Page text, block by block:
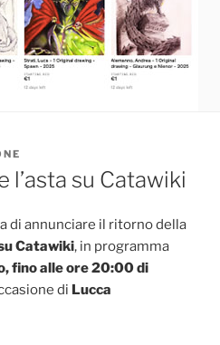
l’asta su Catawiki
di annunciare il ritorno della
Catawiki, in programma
fino alle ore 20:00 di
di Lucca